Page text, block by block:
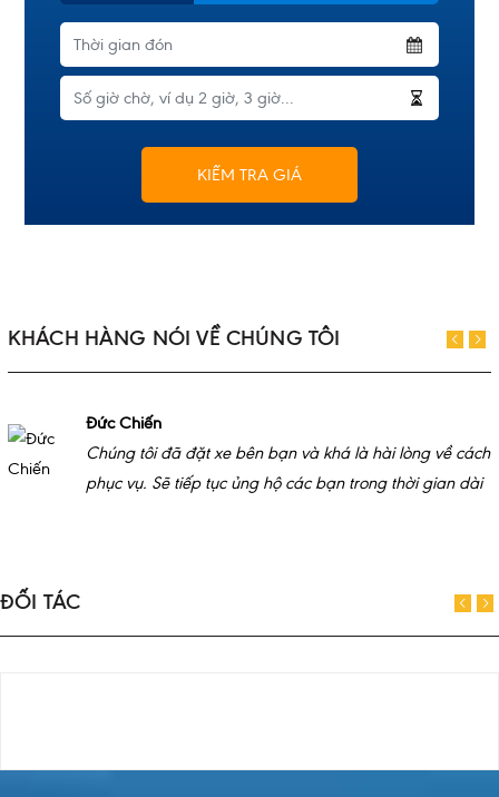
KIỂM TRA GIÁ
KHÁCH HÀNG NÓI VỀ CHÚNG TÔI
Đức Chiến
Chúng tôi đã đặt xe bên bạn và khá là hài lòng về cách
phục vụ. Sẽ tiếp tục ủng hộ các bạn trong thời gian dài
ĐỐI TÁC